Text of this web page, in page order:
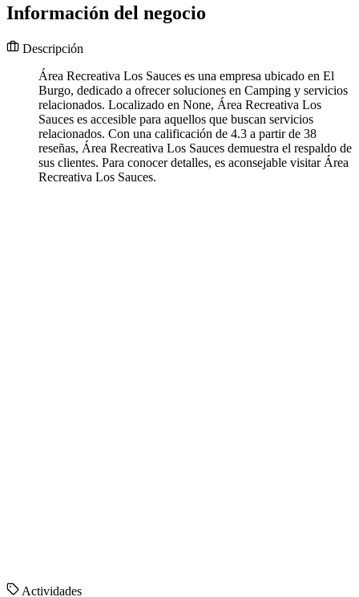
Información del negocio
Descripción
Área Recreativa Los Sauces es una empresa ubicado en El
Burgo, dedicado a ofrecer soluciones en Camping y servicios
relacionados. Localizado en None, Área Recreativa Los
Sauces es accesible para aquellos que buscan servicios
relacionados. Con una calificación de 4.3 a partir de 38
reseñas, Área Recreativa Los Sauces demuestra el respaldo de
sus clientes. Para conocer detalles, es aconsejable visitar Área
Recreativa Los Sauces.
Actividades